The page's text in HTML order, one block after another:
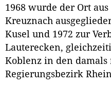
1968 wurde der Ort
Kreuznach
Kusel und 1972 zur
Lauterecken,
Koblenz in den damals
Regierungsbezirk